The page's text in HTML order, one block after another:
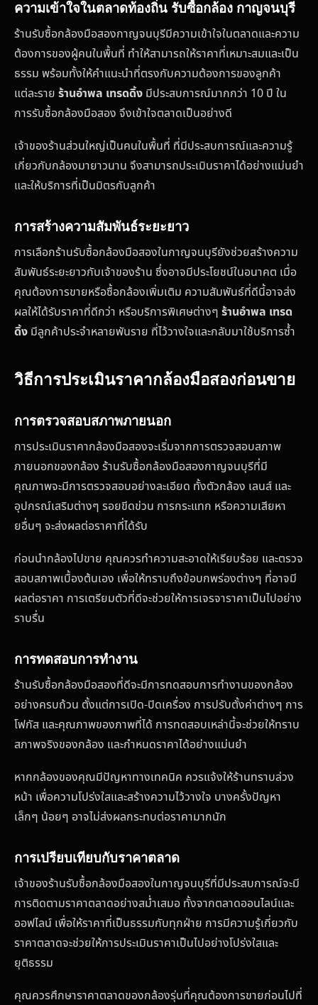
ความเข้าใจในตลาดท้องถิ่น รับซื้อกล้อง กาญจนบุรี
ร้านรับซื้อกล้องมือสองกาญจนบุรีมีความเข้าใจในตลาดและความ
ต้องการของผู้คนในพื้นที่ ทำให้สามารถให้ราคาที่เหมาะสมและเป็น
ธรรม พร้อมทั้งให้คำแนะนำที่ตรงกับความต้องการของลูกค้า
แต่ละราย ร้านอำพล เทรดดิ้ง มีประสบการณ์มากกว่า 10 ปี ใน
การรับซื้อกล้องมือสอง จึงเข้าใจตลาดเป็นอย่างดี
เจ้าของร้านส่วนใหญ่เป็นคนในพื้นที่ ที่มีประสบการณ์และความรู้
เกี่ยวกับกล้องมายาวนาน จึงสามารถประเมินราคาได้อย่างแม่นยำ
และให้บริการที่เป็นมิตรกับลูกค้า
การสร้างความสัมพันธ์ระยะยาว
การเลือกร้านรับซื้อกล้องมือสองในกาญจนบุรียังช่วยสร้างความ
สัมพันธ์ระยะยาวกับเจ้าของร้าน ซึ่งอาจมีประโยชน์ในอนาคต เมื่อ
คุณต้องการขายหรือซื้อกล้องเพิ่มเติม ความสัมพันธ์ที่ดีนี้อาจส่ง
ผลให้ได้รับราคาที่ดีกว่า หรือบริการพิเศษต่างๆ ร้านอำพล เทรด
ดิ้ง มีลูกค้าประจำหลายพันราย ที่ไว้วางใจและกลับมาใช้บริการซ้ำ
วิธีการประเมินราคากล้องมือสองก่อนขาย
การตรวจสอบสภาพภายนอก
การประเมินราคากล้องมือสองจะเริ่มจากการตรวจสอบสภาพ
ภายนอกของกล้อง ร้านรับซื้อกล้องมือสองกาญจนบุรีที่มี
คุณภาพจะมีการตรวจสอบอย่างละเอียด ทั้งตัวกล้อง เลนส์ และ
อุปกรณ์เสริมต่างๆ รอยขีดข่วน การกระแทก หรือความเสียหา
ยอื่นๆ จะส่งผลต่อราคาที่ได้รับ
ก่อนนำกล้องไปขาย คุณควรทำความสะอาดให้เรียบร้อย และตรวจ
สอบสภาพเบื้องต้นเอง เพื่อให้ทราบถึงข้อบกพร่องต่างๆ ที่อาจมี
ผลต่อราคา การเตรียมตัวที่ดีจะช่วยให้การเจรจาราคาเป็นไปอย่าง
ราบรื่น
การทดสอบการทำงาน
ร้านรับซื้อกล้องมือสองที่ดีจะมีการทดสอบการทำงานของกล้อง
อย่างครบถ้วน ตั้งแต่การเปิด-ปิดเครื่อง การปรับตั้งค่าต่างๆ การ
โฟกัส และคุณภาพของภาพที่ได้ การทดสอบเหล่านี้จะช่วยให้ทราบ
สภาพจริงของกล้อง และกำหนดราคาได้อย่างแม่นยำ
หากกล้องของคุณมีปัญหาทางเทคนิค ควรแจ้งให้ร้านทราบล่วง
หน้า เพื่อความโปร่งใสและสร้างความไว้วางใจ บางครั้งปัญหา
เล็กๆ น้อยๆ อาจไม่ส่งผลกระทบต่อราคามากนัก
การเปรียบเทียบกับราคาตลาด
เจ้าของร้านรับซื้อกล้องมือสองในกาญจนบุรีที่มีประสบการณ์จะมี
การติดตามราคาตลาดอย่างสม่ำเสมอ ทั้งจากตลาดออนไลน์และ
ออฟไลน์ เพื่อให้ราคาที่เป็นธรรมกับทุกฝ่าย การมีความรู้เกี่ยวกับ
ราคาตลาดจะช่วยให้การประเมินราคาเป็นไปอย่างโปร่งใสและ
ยุติธรรม
คุณควรศึกษาราคาตลาดของกล้องรุ่นที่คุณต้องการขายก่อนไปที่